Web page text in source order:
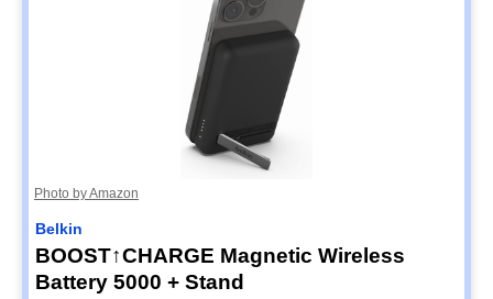
Photo by Amazon
Belkin
BOOST↑CHARGE Magnetic Wireless
Battery 5000 + Stand